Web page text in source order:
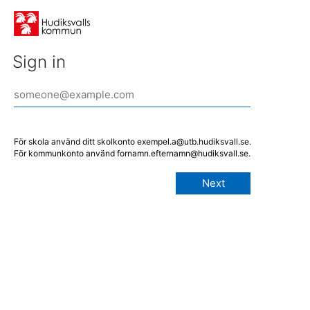
Sign in
För skola använd ditt skolkonto exempel.a@utb.hudiksvall.se.
För kommunkonto använd fornamn.efternamn@hudiksvall.se.
Next